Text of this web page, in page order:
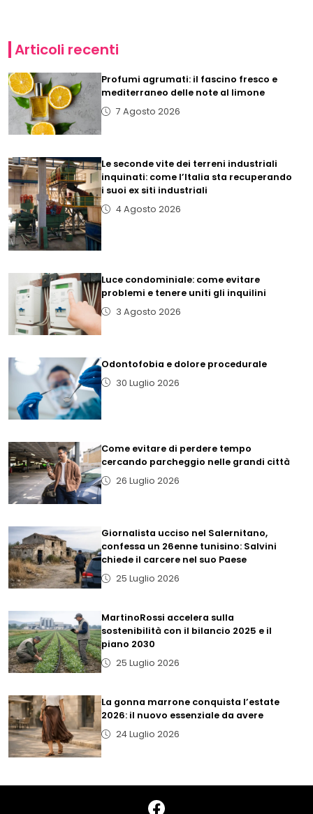
Articoli recenti
Profumi agrumati: il fascino fresco e
mediterraneo delle note al limone
7 Agosto 2026
Le seconde vite dei terreni industriali
inquinati: come l’Italia sta recuperando
i suoi ex siti industriali
4 Agosto 2026
Luce condominiale: come evitare
problemi e tenere uniti gli inquilini
3 Agosto 2026
Odontofobia e dolore procedurale
30 Luglio 2026
Come evitare di perdere tempo
cercando parcheggio nelle grandi città
26 Luglio 2026
Giornalista ucciso nel Salernitano,
confessa un 26enne tunisino: Salvini
chiede il carcere nel suo Paese
25 Luglio 2026
MartinoRossi accelera sulla
sostenibilità con il bilancio 2025 e il
piano 2030
25 Luglio 2026
La gonna marrone conquista l’estate
2026: il nuovo essenziale da avere
24 Luglio 2026